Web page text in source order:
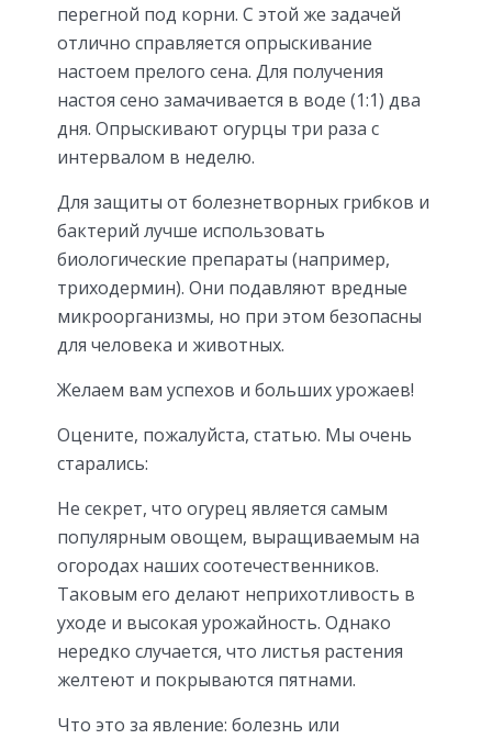
перегной под корни. С этой же задачей
отлично справляется опрыскивание
настоем прелого сена. Для получения
настоя сено замачивается в воде (1:1) два
дня. Опрыскивают огурцы три раза с
интервалом в неделю.
Для защиты от болезнетворных грибков и
бактерий лучше использовать
биологические препараты (например,
триходермин). Они подавляют вредные
микроорганизмы, но при этом безопасны
для человека и животных.
Желаем вам успехов и больших урожаев!
Оцените, пожалуйста, статью. Мы очень
старались:
Не секрет, что огурец является самым
популярным овощем, выращиваемым на
огородах наших соотечественников.
Таковым его делают неприхотливость в
уходе и высокая урожайность. Однако
нередко случается, что листья растения
желтеют и покрываются пятнами.
Что это за явление: болезнь или